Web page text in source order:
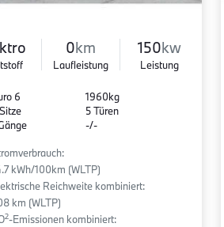
0km
Laufleistung
150kw
Leistung
6
1960kg
5 Türen
-/-
kWh/100km (WLTP)
Reichweite kombiniert:
km (WLTP)
2-Emissionen kombiniert: